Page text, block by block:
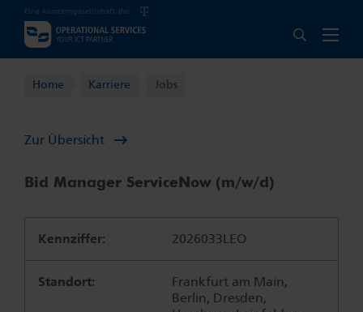
Eine Konzerngesellschaft der
Home
Home Karriere Jobs
Zur Übersicht
Bid Manager ServiceNow (m/w/d)
Kennziffer: 2026033LEO
Standort:
Frankfurt am Main,
Berlin, Dresden,